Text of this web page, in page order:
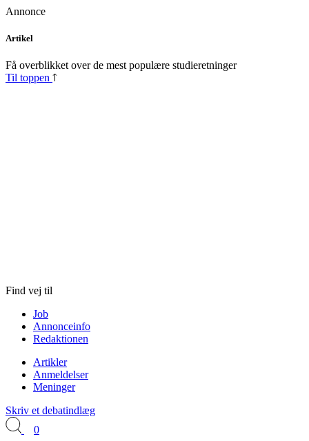
Annonce
Skip
content
Artikel
Få overblikket over de mest populære studieretninger
Til toppen
Find vej til
Job
Annonceinfo
Redaktionen
Artikler
Anmeldelser
Meninger
Skriv et debatindlæg
0